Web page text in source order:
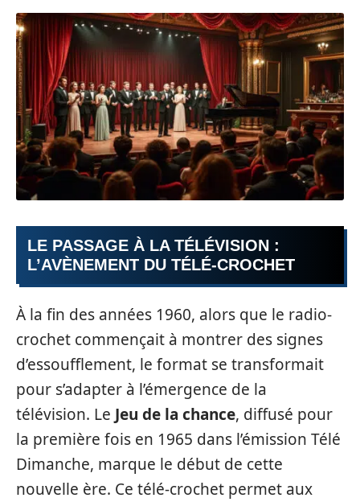
LE PASSAGE À LA TÉLÉVISION :
L’AVÈNEMENT DU TÉLÉ-CROCHET
À la fin des années 1960, alors que le radio-
crochet commençait à montrer des signes
d’essoufflement, le format se transformait
pour s’adapter à l’émergence de la
télévision. Le Jeu de la chance, diffusé pour
la première fois en 1965 dans l’émission Télé
Dimanche, marque le début de cette
nouvelle ère. Ce télé-crochet permet aux